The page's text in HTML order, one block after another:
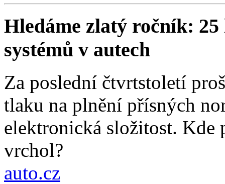
Hledáme zlatý ročník:
systémů v autech
Za poslední čtvrtstoletí
tlaku na plnění přísných
elektronická složitost. Kde
vrchol?
auto.cz